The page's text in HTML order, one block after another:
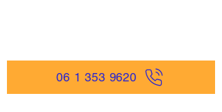
06 1 353 9620